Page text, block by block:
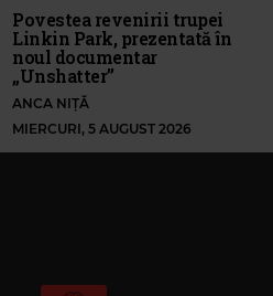
Povestea revenirii trupei
Linkin Park, prezentată în
noul documentar
„Unshatter”
ANCA NIȚĂ
MIERCURI, 5 AUGUST 2026